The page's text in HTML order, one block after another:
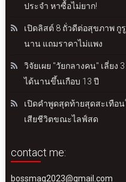
ประจำ หาซื้อไม่ยาก!
เปิดลิสต์ 8 ถั่วดีต่อสุขภาพ กู
นาน แถมราคาไม่แพง
วิจัยเผย "วัยกลางคน" เลี่ยง
ได้นานขึ้นเกือบ 13 ปี
เปิดคำพูดสุดท้ายสุดสะเทือ
เสียชีวิตขณะไลฟ์สด
contact me:
bossmag2023@gmail.com